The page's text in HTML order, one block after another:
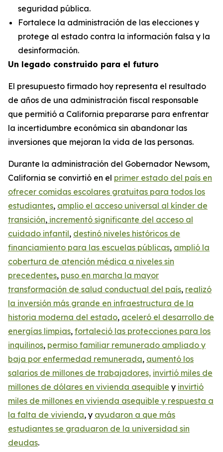
seguridad pública.
Fortalece la administración de las elecciones y
protege al estado contra la información falsa y la
desinformación.
Un legado construido para el futuro
El presupuesto firmado hoy representa el resultado
de años de una administración fiscal responsable
que permitió a California prepararse para enfrentar
la incertidumbre económica sin abandonar las
inversiones que mejoran la vida de las personas.
Durante la administración del Gobernador Newsom,
California se convirtió en el primer estado del país en
ofrecer comidas escolares gratuitas para todos los
estudiantes, amplio el acceso universal al kínder de
transición, incrementó significante del acceso al
cuidado infantil, destinó niveles históricos de
financiamiento para las escuelas públicas, amplió la
cobertura de atención médica a niveles sin
precedentes, puso en marcha la mayor
transformación de salud conductual del país, realizó
la inversión más grande en infraestructura de la
historia moderna del estado, aceleró el desarrollo de
energías limpias, fortaleció las protecciones para los
inquilinos, permiso familiar remunerado ampliado y
baja por enfermedad remunerada, aumentó los
salarios de millones de trabajadores, invirtió miles de
millones de dólares en vivienda asequible y invirtió
miles de millones en vivienda asequible y respuesta a
la falta de vivienda, y ayudaron a que más
estudiantes se graduaron de la universidad sin
deudas.